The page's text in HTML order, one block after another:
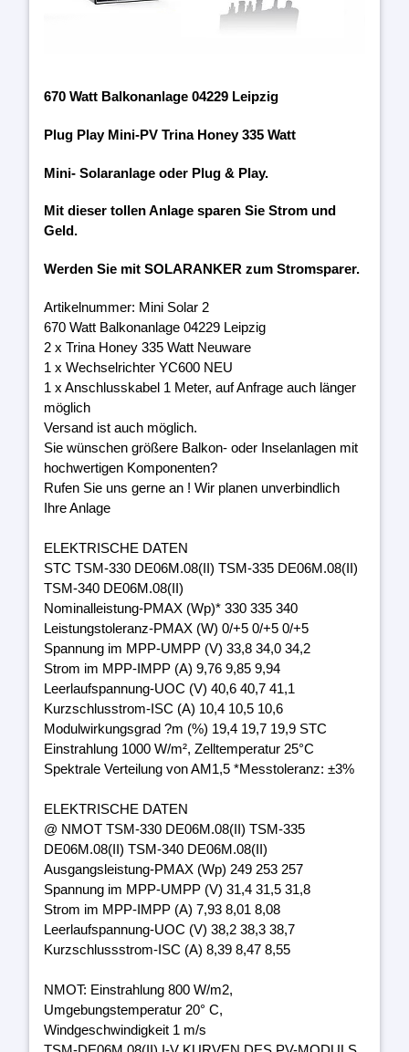
670 Watt Balkonanlage 04229 Leipzig
Plug Play Mini-PV Trina Honey 335 Watt
Mini- Solaranlage oder Plug & Play.
Mit dieser tollen Anlage sparen Sie Strom und
Geld.
Werden Sie mit SOLARANKER zum Stromsparer.
Artikelnummer: Mini Solar 2
670 Watt Balkonanlage 04229 Leipzig
2 x Trina Honey 335 Watt Neuware
1 x Wechselrichter YC600 NEU
1 x Anschlusskabel 1 Meter, auf Anfrage auch länger
möglich
Versand ist auch möglich.
Sie wünschen größere Balkon- oder Inselanlagen mit
hochwertigen Komponenten?
Rufen Sie uns gerne an ! Wir planen unverbindlich
Ihre Anlage
ELEKTRISCHE DATEN
STC TSM-330 DE06M.08(II) TSM-335 DE06M.08(II)
TSM-340 DE06M.08(II)
Nominalleistung-PMAX (Wp)* 330 335 340
Leistungstoleranz-PMAX (W) 0/+5 0/+5 0/+5
Spannung im MPP-UMPP (V) 33,8 34,0 34,2
Strom im MPP-IMPP (A) 9,76 9,85 9,94
Leerlaufspannung-UOC (V) 40,6 40,7 41,1
Kurzschlusstrom-ISC (A) 10,4 10,5 10,6
Modulwirkungsgrad ?m (%) 19,4 19,7 19,9 STC
Einstrahlung 1000 W/m², Zelltemperatur 25°C
Spektrale Verteilung von AM1,5 *Messtoleranz: ±3%
ELEKTRISCHE DATEN
@ NMOT TSM-330 DE06M.08(II) TSM-335
DE06M.08(II) TSM-340 DE06M.08(II)
Ausgangsleistung-PMAX (Wp) 249 253 257
Spannung im MPP-UMPP (V) 31,4 31,5 31,8
Strom im MPP-IMPP (A) 7,93 8,01 8,08
Leerlaufspannung-UOC (V) 38,2 38,3 38,7
Kurzschlussstrom-ISC (A) 8,39 8,47 8,55
NMOT: Einstrahlung 800 W/m2,
Umgebungstemperatur 20° C,
Windgeschwindigkeit 1 m/s